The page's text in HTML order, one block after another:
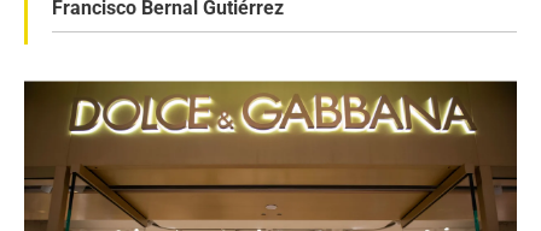
Francisco Bernal Gutiérrez